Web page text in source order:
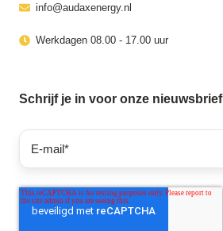
info@audaxenergy.nl
Werkdagen 08.00 - 17.00 uur
Schrijf je in voor onze nieuwsbrief